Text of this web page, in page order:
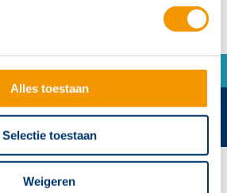
Alles toestaan
Selectie toestaan
Weigeren